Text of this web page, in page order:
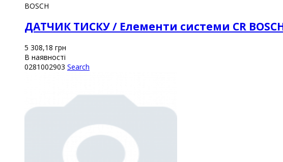
BOSCH
ДАТЧИК ТИСКУ / Елементи системи CR
5 308,18 грн
В наявності
0281002903 Search